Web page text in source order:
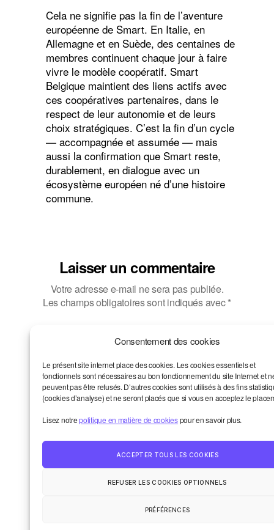
Consentement des cookies
Le présent site internet place des cookies. Les cookies essentiels et
fonctionnels sont nécessaires au bon fonctionnement du site Internet et
peuvent pas être refusés. D’autres cookies sont utilisés à des fins
(cookies d’analyse) et ne seront placés que si vous en acceptez le
Lisez notrepolitique en matière de cookiespour en savoir plus.
ACCEPTER TOUS LES COOKIES
REFUSER LES COOKIES OPTIONNELS
PRÉFÉRENCES
Cela ne signifie pas la fin de l’aventure
européenne de Smart. En Italie, en
Allemagne et en Suède, des centaines de
membres continuent chaque jour à faire
vivre le modèle coopératif. Smart
Belgique maintient des liens actifs avec
ces coopératives partenaires, dans le
respect de leur autonomie et de leurs
choix stratégiques. C’est la fin d’un cycle
— accompagnée et assumée — mais
aussi la confirmation que Smart reste,
durablement, en dialogue avec un
écosystème européen né d’une histoire
commune.
Laisser un commentaire
Votre adresse e-mail ne sera pas publiée.
Les champs obligatoires sont indiqués avec*